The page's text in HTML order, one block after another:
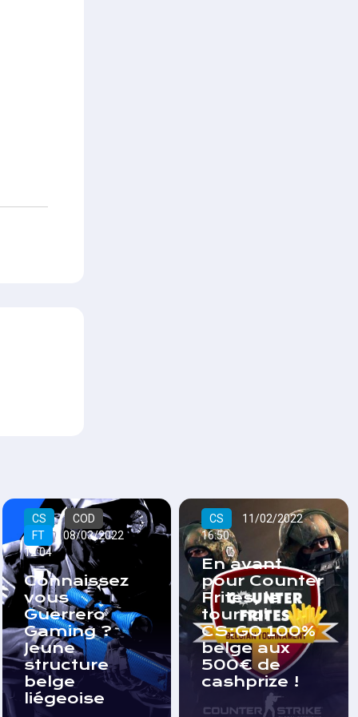
CS
COD
FT
08/03/2022
12:04
Connaissez
vous
Guerrero
Gaming ?
Jeune
structure
belge
liégeoise
CS
11/02/2022
16:50
En avant
pour Counter
Frites, le
tournoi
CS:GO 100%
belge aux
500€ de
cashprize !